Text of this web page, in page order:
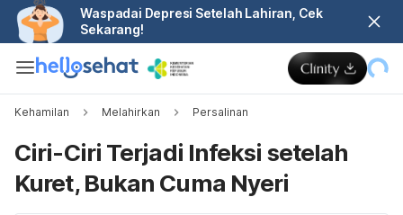
Waspadai Depresi Setelah Lahiran, Cek
Sekarang!
Kehamilan Melahirkan Persalinan
Ciri-Ciri Terjadi Infeksi setelah
Kuret, Bukan Cuma Nyeri